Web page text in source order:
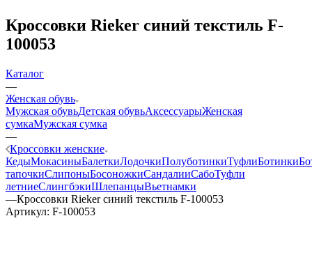
Кроссовки Rieker синий текстиль F-
100053
Каталог
—
Женская обувь
Мужская обувьДетская обувьАксессуарыЖенская
сумкаМужская сумка
—
Кроссовки женские
КедыМокасиныБалеткиЛодочкиПолуботинкиТуфлиБотинки
тапочкиСлипоныБосоножкиСандалииСабоТуфли
летниеСлингбэкиШлепанцыВьетнамки
—Кроссовки Rieker синий текстиль F-100053
Артикул: F-100053